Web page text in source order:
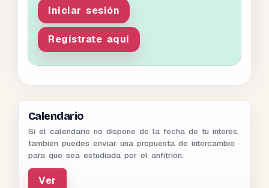
Iniciar sesión
Regístrate aquí
Calendario
Si el calendario no dispone de la fecha de tu interés,
también puedes enviar una propuesta de intercambio
para que sea estudiada por el anfitrión.
Ver